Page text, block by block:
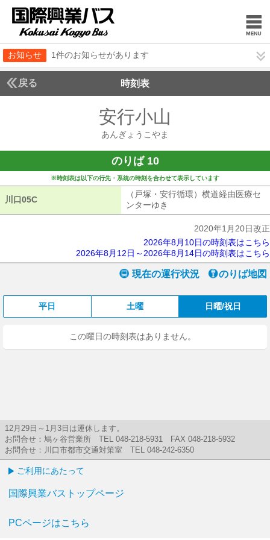
お知らせ 1件のお知らせがあります
戻る 時刻表
安行小山
あんぎょうこやま
のりば 10
※時刻表は以下の行先・系統の時刻を合わせて表示しています
川口05C
（戸塚・安行循環）横道経由医療セ
ンターゆき
2020年1月20日改正
2026年8月10日の時刻表はこちら
2026年8月12日～2026年8月14日の時刻表はこちら
現在の運行状況 のりば地図
平日 土曜 日曜/祝日
この曜日の時刻表はありません。
12月29日～1月3日は運休します。
お問合せ：鳩ヶ谷営業所 TEL 048-218-5931 FAX 048-218-5932
お問合せ：川口市都市交通対策室 TEL 048-242-6350
ご利用にあたって
国際興業バストップページ
PCページはこちら